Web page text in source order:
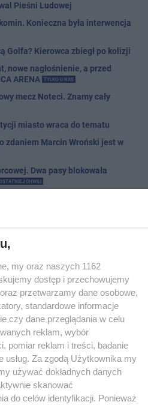
Pieśni Ludowej
Konieczna była interwencja
Golfa? Kierowca zbiegł po kolizji
nowe nagłośnienie, a przed
ARENA
TYLKO U NAS
mecz Noteci. Znamy cały
miasto wraca do tematu
zdaniem Marcin Wroński jest w
Dwa pasy blokowała
CHWILI
OSP w Pakości
oszczędności. Stracił ponad 10 tys.
zagrała na Harendzie. Muzyczny
dachu sali gimastycznej
dla dzieci? Ratusz odpowiada
Policja podsumowała lipiec
ingerować w prywatną własność
walkę z każdym w tej lidze
regulamin
reklama
redakcja
cookies
gowork.pl
pracy
my oraz naszych 1162
dostęp i przechowujemy
przetwarzamy dane osobowe,
standardowe informacje
czy dane przeglądania w celu
reklam, wybór
pomiar reklam i treści, badanie
usług. Za zgodą Użytkownika my
używać dokładnych danych
skanować
do celów identyfikacji. Ponieważ